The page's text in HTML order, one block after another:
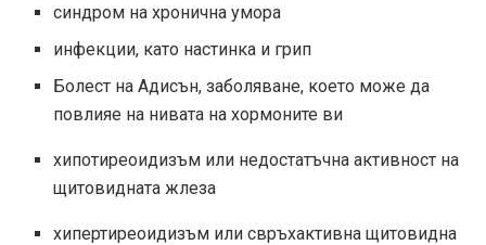
синдром на хронична умора
инфекции, като настинка и грип
Болест на Адисън, заболяване, което може да
повлияе на нивата на хормоните ви
хипотиреоидизъм или недостатъчна активност на
щитовидната жлеза
хипертиреоидизъм или свръхактивна щитовидна